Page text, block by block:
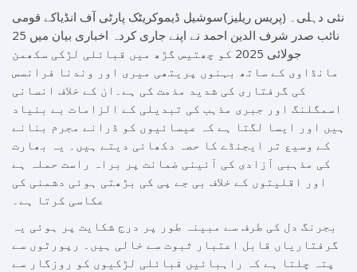
نئی دہلی۔ (پریس ریلیز)َسوشیل ڈیموکریٹک پارٹی آف انڈیاکے قومی
نائب صدر شرف الدین احمد نے اپنے جاری کردہ اخباری بیان میں 25
جولائی 2025 کو چھتیس گڑھ میں قبائلی لڑکی سکھمن
مانڈاوی کے ساتھ بہنوں پریتھی میری اور وندنا فرانسس
کی گرفتاری کی شدید مذمت کی ہے۔ان کے خلاف انسانی
اسمگلنگ اور جبری مذہب کی تبدیلی کے الزامات بے بنیاد
ہیں اور ایسا لگتا ہے کہ عیسائیوں کو ڈرانے مجرم بنانے
کے وسیع تر ایجنڈے کا حصہ دکھائی دیتے ہیں۔ یہ بھارت
کی مذہبی آزادی کی آئینی ضمانت پر براہ راست حملہ ہے
اور اقلیتوں کے خلاف بی جے پی کی بڑھتی ہوئی دشمنی کی
عکاسی کرتا ہے۔
بجرنگ دل کی طرف سے مبینہ طور پر درج شکایت پر ہوئی یہ
گرفتاریاں قابل اعتبار ثبوت سے خالی ہیں۔ رپورٹوں سے
پتہ چلتا ہے کہ راہبائیں قبائلی لڑکیوں کو روزگار سے